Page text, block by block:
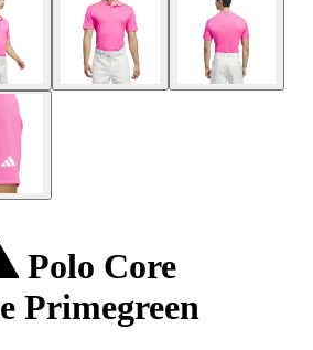
Polo Core
Primegreen